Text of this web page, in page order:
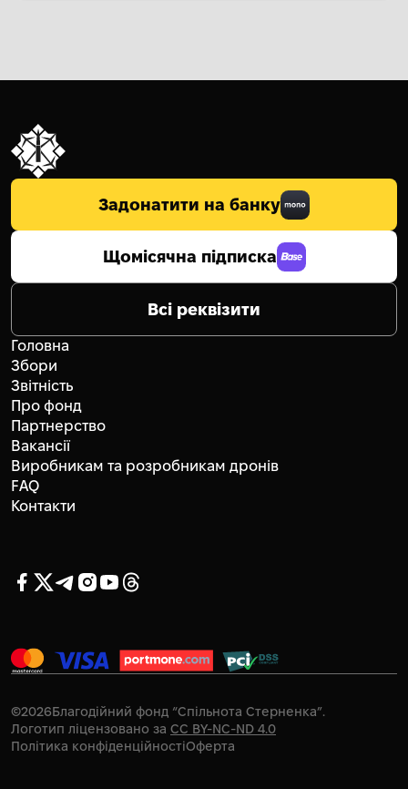
Задонатити на банку
Щомісячна підписка
Всі реквізити
Головна
Збори
Звітність
Про фонд
Партнерство
Вакансії
Виробникам та розробникам дронів
FAQ
Контакти
©2026Благодійний фонд “Спільнота Стерненка”.
Логотип ліцензовано за CC BY-NC-ND 4.0
Політика конфіденційностіОферта